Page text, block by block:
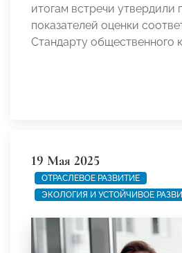
итогам встречи утвердили
показателей оценки
Стандарту общественного
19 Мая 2025
ОТРАСЛЕВОЕ РАЗВИТИЕ
ЭКОЛОГИЯ И УСТОЙЧИВОЕ